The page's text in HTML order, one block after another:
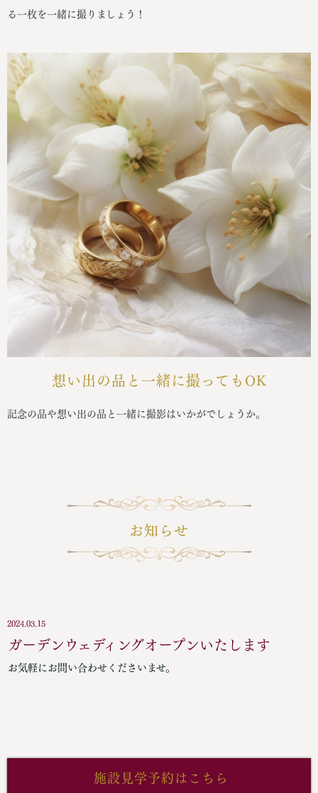
る一枚を一緒に撮りましょう！
想い出の品と一緒に撮ってもOK
記念の品や想い出の品と一緒に撮影はいかがでしょうか。
お知らせ
2024.03.15
ガーデンウェディングオープンいたします
お気軽にお問い合わせくださいませ。
施設見学予約はこちら